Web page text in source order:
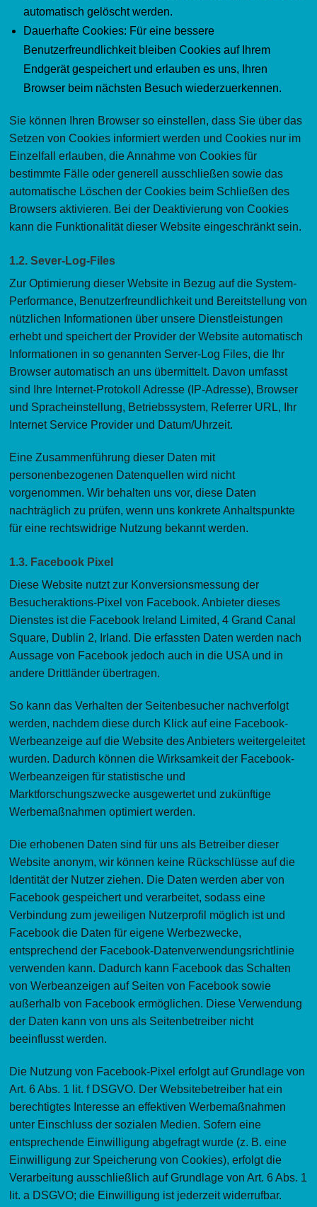
automatisch gelöscht werden.
Dauerhafte Cookies: Für eine bessere
Benutzerfreundlichkeit bleiben Cookies auf Ihrem
Endgerät gespeichert und erlauben es uns, Ihren
Browser beim nächsten Besuch wiederzuerkennen.
Sie können Ihren Browser so einstellen, dass Sie über das
Setzen von Cookies informiert werden und Cookies nur im
Einzelfall erlauben, die Annahme von Cookies für
bestimmte Fälle oder generell ausschließen sowie das
automatische Löschen der Cookies beim Schließen des
Browsers aktivieren. Bei der Deaktivierung von Cookies
kann die Funktionalität dieser Website eingeschränkt sein.
1.2. Sever-Log-Files
Zur Optimierung dieser Website in Bezug auf die System-
Performance, Benutzerfreundlichkeit und Bereitstellung von
nützlichen Informationen über unsere Dienstleistungen
erhebt und speichert der Provider der Website automatisch
Informationen in so genannten Server-Log Files, die Ihr
Browser automatisch an uns übermittelt. Davon umfasst
sind Ihre Internet-Protokoll Adresse (IP-Adresse), Browser
und Spracheinstellung, Betriebssystem, Referrer URL, Ihr
Internet Service Provider und Datum/Uhrzeit.
Eine Zusammenführung dieser Daten mit
personenbezogenen Datenquellen wird nicht
vorgenommen. Wir behalten uns vor, diese Daten
nachträglich zu prüfen, wenn uns konkrete Anhaltspunkte
für eine rechtswidrige Nutzung bekannt werden.
1.3. Facebook Pixel
Diese Website nutzt zur Konversionsmessung der
Besucheraktions-Pixel von Facebook. Anbieter dieses
Dienstes ist die Facebook Ireland Limited, 4 Grand Canal
Square, Dublin 2, Irland. Die erfassten Daten werden nach
Aussage von Facebook jedoch auch in die USA und in
andere Drittländer übertragen.
So kann das Verhalten der Seitenbesucher nachverfolgt
werden, nachdem diese durch Klick auf eine Facebook-
Werbeanzeige auf die Website des Anbieters weitergeleitet
wurden. Dadurch können die Wirksamkeit der Facebook-
Werbeanzeigen für statistische und
Marktforschungszwecke ausgewertet und zukünftige
Werbemaßnahmen optimiert werden.
Die erhobenen Daten sind für uns als Betreiber dieser
Website anonym, wir können keine Rückschlüsse auf die
Identität der Nutzer ziehen. Die Daten werden aber von
Facebook gespeichert und verarbeitet, sodass eine
Verbindung zum jeweiligen Nutzerprofil möglich ist und
Facebook die Daten für eigene Werbezwecke,
entsprechend der Facebook-Datenverwendungsrichtlinie
verwenden kann. Dadurch kann Facebook das Schalten
von Werbeanzeigen auf Seiten von Facebook sowie
außerhalb von Facebook ermöglichen. Diese Verwendung
der Daten kann von uns als Seitenbetreiber nicht
beeinflusst werden.
Die Nutzung von Facebook-Pixel erfolgt auf Grundlage von
Art. 6 Abs. 1 lit. f DSGVO. Der Websitebetreiber hat ein
berechtigtes Interesse an effektiven Werbemaßnahmen
unter Einschluss der sozialen Medien. Sofern eine
entsprechende Einwilligung abgefragt wurde (z. B. eine
Einwilligung zur Speicherung von Cookies), erfolgt die
Verarbeitung ausschließlich auf Grundlage von Art. 6 Abs. 1
lit. a DSGVO; die Einwilligung ist jederzeit widerrufbar.